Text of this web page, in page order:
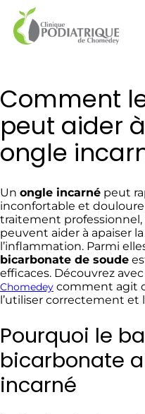
Comment
peut aider
ongle
Un ongle incarné peut
inconfortable et
traitement
peuvent aider à apaiser
l’inflammation. Parmi
bicarbonate de soude
efficaces. Découvrez avec
Chomedey comment agit
l’utiliser correctement
Pourquoi le
bicarbonate
incarné